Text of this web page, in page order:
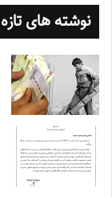
نوشته های تازه